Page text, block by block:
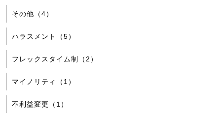
その他（4）
ハラスメント（5）
フレックスタイム制（2）
マイノリティ（1）
不利益変更（1）